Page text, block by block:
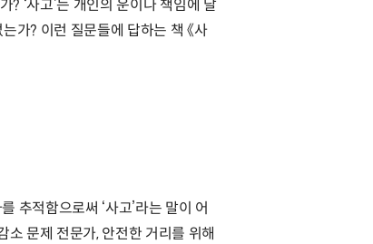
? ‘사고’는 개인의 운이나 책임에 달
가? 이런 질문들에 답하는 책 《사
추적함으로써 ‘사고’라는 말이 어
문제 전문가, 안전한 거리를 위해